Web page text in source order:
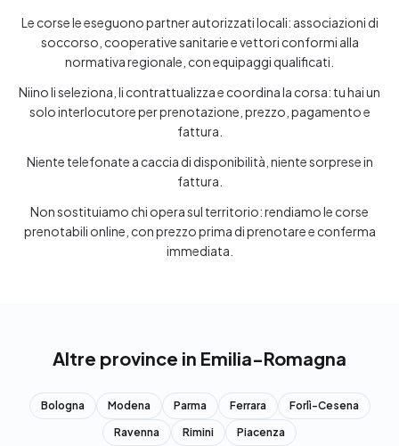
Le corse le eseguono partner autorizzati locali: associazioni di
soccorso, cooperative sanitarie e vettori conformi alla
normativa regionale, con equipaggi qualificati.
Niino li seleziona, li contrattualizza e coordina la corsa: tu hai un
solo interlocutore per prenotazione, prezzo, pagamento e
fattura.
Niente telefonate a caccia di disponibilità, niente sorprese in
fattura.
Non sostituiamo chi opera sul territorio: rendiamo le corse
prenotabili online, con prezzo prima di prenotare e conferma
immediata.
Altre province in Emilia-Romagna
Bologna Modena Parma Ferrara
Forlì-Cesena
Ravenna
Rimini Piacenza